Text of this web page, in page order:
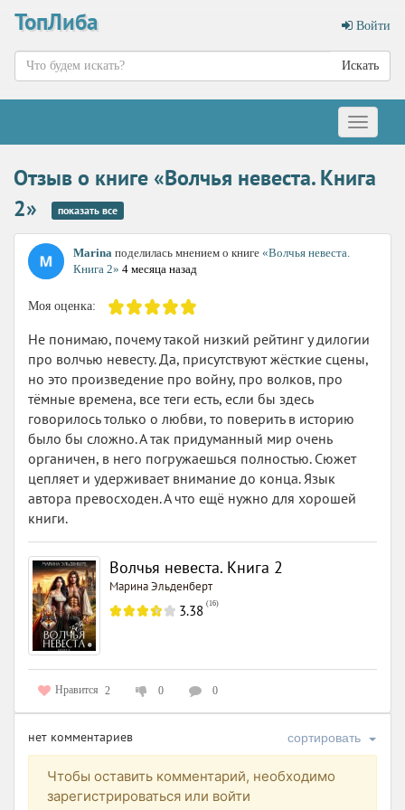
ТопЛиба Войти
Искать
Меню
Отзыв о книге «Волчья невеста. Книга
2»
показать все
Marina поделилась мнением о книге «Волчья невеста.
Книга 2» 4 месяца назад
Моя оценка:
Не понимаю, почему такой низкий рейтинг у дилогии
про волчью невесту. Да, присутствуют жёсткие сцены,
но это произведение про войну, про волков, про
тёмные времена, все теги есть, если бы здесь
говорилось только о любви, то поверить в историю
было бы сложно. А так придуманный мир очень
органичен, в него погружаешься полностью. Сюжет
цепляет и удерживает внимание до конца. Язык
автора превосходен. А что ещё нужно для хорошей
книги.
Волчья невеста. Книга 2
Марина Эльденберт
3.38 (16)
Нравится 2 0 0